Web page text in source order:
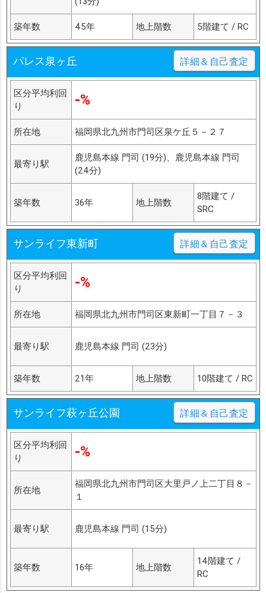
築年数 45年 地上階数 5階建て / RC
パレス泉ヶ丘 詳細＆自己査定
区分平均利回
り
-%
所在地 福岡県北九州市門司区泉ケ丘５－２７
最寄り駅
鹿児島本線 門司 (19分)、鹿児島本線 門司
(24分)
築年数 36年 地上階数
8階建て /
SRC
サンライフ東新町 詳細＆自己査定
区分平均利回
り
-%
所在地 福岡県北九州市門司区東新町一丁目７－３
最寄り駅 鹿児島本線 門司 (23分)
築年数 21年 地上階数 10階建て / RC
サンライフ萩ヶ丘公園 詳細＆自己査定
区分平均利回
り
-%
所在地
福岡県北九州市門司区大里戸ノ上二丁目８－
１
最寄り駅 鹿児島本線 門司 (15分)
築年数 16年 地上階数
14階建て /
RC